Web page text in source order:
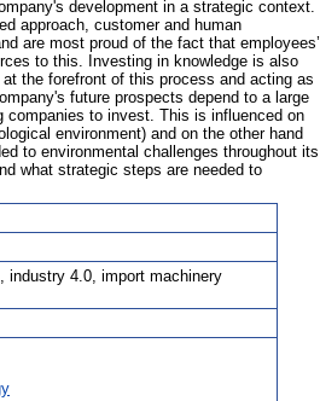
development in a strategic context.
approach, customer and human
are most proud of the fact that employees’
to this. Investing in knowledge is also
the forefront of this process and acting as
future prospects depend to a large
companies to invest. This is influenced on
environment) and on the other hand
to environmental challenges throughout its
what strategic steps are needed to
industry 4.0, import machinery